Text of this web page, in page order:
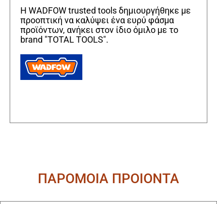
Η WADFOW trusted tools δημιουργήθηκε με
προοπτική να καλύψει ένα ευρύ φάσμα
προϊόντων, ανήκει στον ίδιο όμιλο με το
brand "TOTAL TOOLS".
ΠΑΡΟΜΟΙΑ ΠΡΟΙΟΝΤΑ